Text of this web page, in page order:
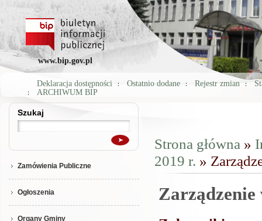
www.bip.gov.pl
Deklaracja dostępności Ostatnio dodane Rejestr zmian
ARCHIWUM BIP
Szukaj
Szukaj
Zamówienia Publiczne
Ogłoszenia
Organy Gminy
Jesteś tutaj
Strona główna »
2019 r. »